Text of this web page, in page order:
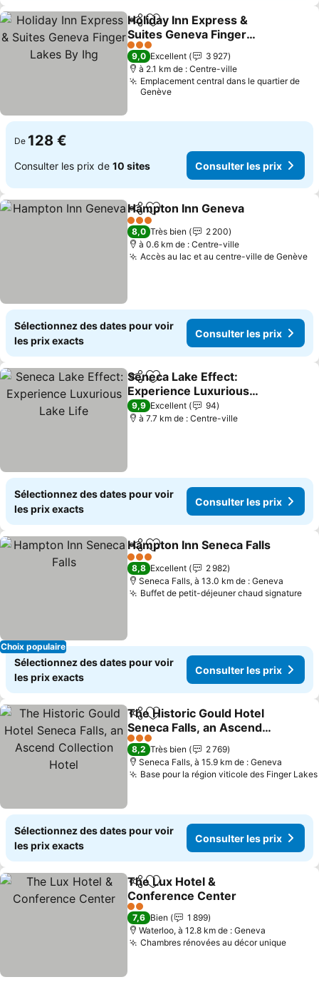
PartagerAjouter à mes favoris
Holiday Inn Express &
Suites Geneva Finger
Lakes By Ihg
3 Étoiles
9,0 Excellent
3 927
à 2.1 km de : Centre-ville
Emplacement central dans le quartier de
Genève
De 128 €
Consulter les prix de 10 sites Consulter les prix
PartagerAjouter à mes favoris
Hampton Inn Geneva
3 Étoiles
8,0 Très bien
2 200
à 0.6 km de : Centre-ville
Accès au lac et au centre-ville de Genève
Sélectionnez des dates pour voir
les prix exacts
Consulter les prix
PartagerAjouter à mes favoris
Seneca Lake Effect:
Experience Luxurious
Lake Life
9,9 Excellent
94
à 7.7 km de : Centre-ville
Sélectionnez des dates pour voir
les prix exacts
Consulter les prix
Choix populaire
PartagerAjouter à mes favoris
Hampton Inn Seneca Falls
3 Étoiles
8,8 Excellent
2 982
Seneca Falls, à 13.0 km de : Geneva
Buffet de petit-déjeuner chaud signature
Sélectionnez des dates pour voir
les prix exacts
Consulter les prix
PartagerAjouter à mes favoris
The Historic Gould Hotel
Seneca Falls, an Ascend
Collection Hotel
3 Étoiles
8,2 Très bien
2 769
Seneca Falls, à 15.9 km de : Geneva
Base pour la région viticole des Finger Lakes
Sélectionnez des dates pour voir
les prix exacts
Consulter les prix
PartagerAjouter à mes favoris
The Lux Hotel &
Conference Center
2 Étoiles
7,6 Bien
1 899
Waterloo, à 12.8 km de : Geneva
Chambres rénovées au décor unique